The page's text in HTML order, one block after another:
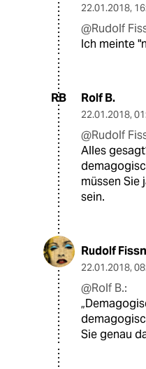
22.01.2018,
@Rudolf
Ich meinte
RB Rolf B.
22.01.2018,
@Rudolf
Alles
müssen Sie
sein.
Rudolf
22.01.2018,
@Rolf B.:
Sie genau